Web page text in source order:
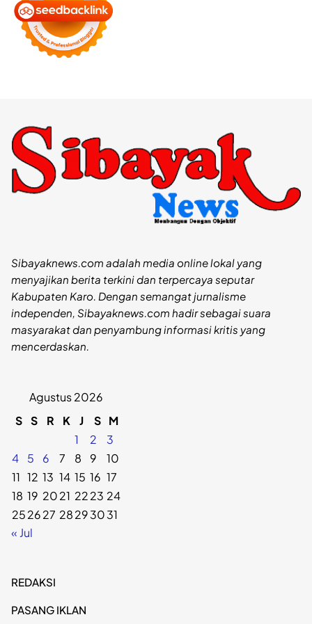
Sibayaknews.com adalah media online lokal yang
menyajikan berita terkini dan terpercaya seputar
Kabupaten Karo. Dengan semangat jurnalisme
independen, Sibayaknews.com hadir sebagai suara
masyarakat dan penyambung informasi kritis yang
mencerdaskan.
Agustus 2026
S S R K J S M
1
2
3
4
5 6 7 8 9
10
11 12 13 14 15 16 17
18 19 2021 2223 24
252627 28293031
« Jul
REDAKSI
PASANG IKLAN